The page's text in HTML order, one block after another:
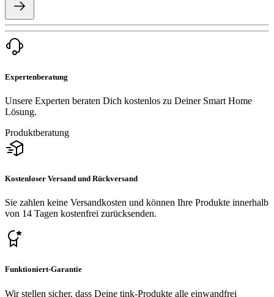
Expertenberatung
Unsere Experten beraten Dich kostenlos zu Deiner Smart Home
Lösung.
Produktberatung
Kostenloser Versand und Rückversand
Sie zahlen keine Versandkosten und können Ihre Produkte innerhalb
von 14 Tagen kostenfrei zurücksenden.
Funktioniert-Garantie
Wir stellen sicher, dass Deine tink-Produkte alle einwandfrei